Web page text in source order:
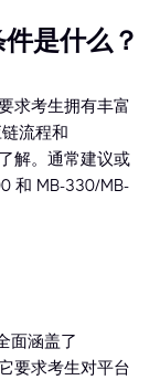
是什么？
求考生拥有丰富
流程和
解。通常建议或
和 MB-330/MB-
面涵盖了
要求考生对平台